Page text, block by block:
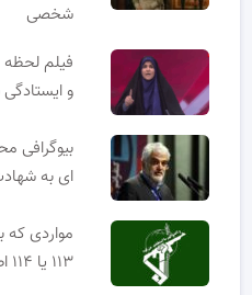
شخصی
فیلم
و
بیوگرافی
ای به
مواردی که
۱۱۳ یا ۱۱۴ اطلاع رسانی کنید